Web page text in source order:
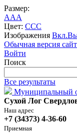
Размер:
AAA
Цвет: CCC
Изображения Вкл.
Обычная версия
Войти
Поиск
Все результаты
Муниципальный
Сухой Лог
Наш адрес
+7 (34373) 4-36-60
Приемная